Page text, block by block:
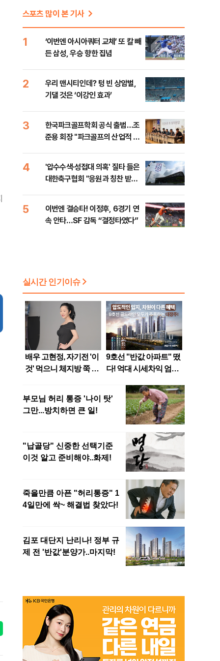
스포츠 많이 본 기사
1
‘이번엔 아시아쿼터 교체’ 또 칼 빼
든 삼성, 우승 향한 집념
2
우리 맨시티인데? 텅 빈 상암벌,
기댈 것은 ‘이강인 효과’
3
한국파크골프학회 공식 출범…조
준용 회장 "파크골프의 산업적 성
4
'압수수색·성접대 의혹' 질타 들은
대한축구협회 "응원과 칭찬 받을
5
이번엔 결승타! 이정후, 6경기 연
속 안타…SF 감독 “결정타였다”